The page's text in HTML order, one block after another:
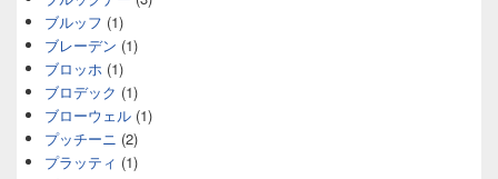
ブルッフ (1)
ブレーデン (1)
ブロッホ (1)
ブロデック (1)
ブローウェル (1)
プッチーニ (2)
プラッティ (1)